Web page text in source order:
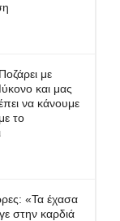
με
και μας
να κάνουμε
το
«Τα έχασα
στην καρδιά